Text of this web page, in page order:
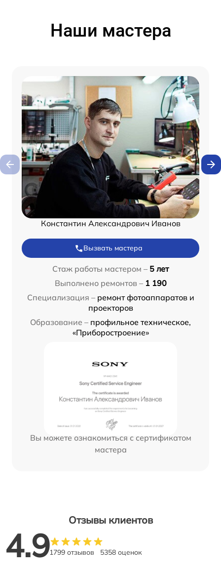
Наши мастера
Константин Александрович Иванов
Вызвать мастера
Стаж работы мастером – 5 лет
Выполнено ремонтов – 1 190
Специализация – ремонт фотоаппаратов и
проекторов
Образование – профильное техническое,
«Приборостроение»
Вы можете ознакомиться с сертификатом
мастера
Отзывы клиентов
4.91799 отзывов 5358 оценок